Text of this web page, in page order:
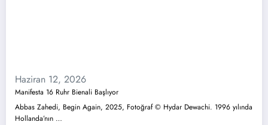
Haziran 12, 2026
Manifesta 16 Ruhr Bienali Başlıyor
Abbas Zahedi, Begin Again, 2025, Fotoğraf © Hydar Dewachi. 1996 yılında
Hollanda’nın …